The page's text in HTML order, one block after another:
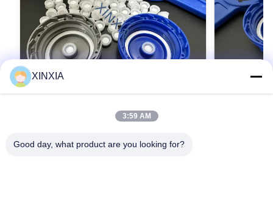
ボトル プラスチック スクリューキャップ
XINXIA
3:59 AM
Good day, what product are you looking for?